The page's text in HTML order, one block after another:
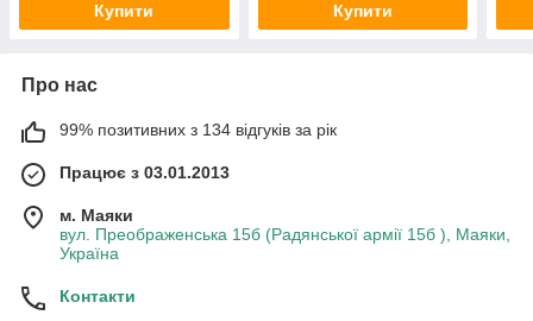
Купити Купити
Про нас
99% позитивних з 134 відгуків за рік
Працює з 03.01.2013
м. Маяки
вул. Преображенська 15б (Радянської армії 15б ), Маяки,
Україна
Контакти